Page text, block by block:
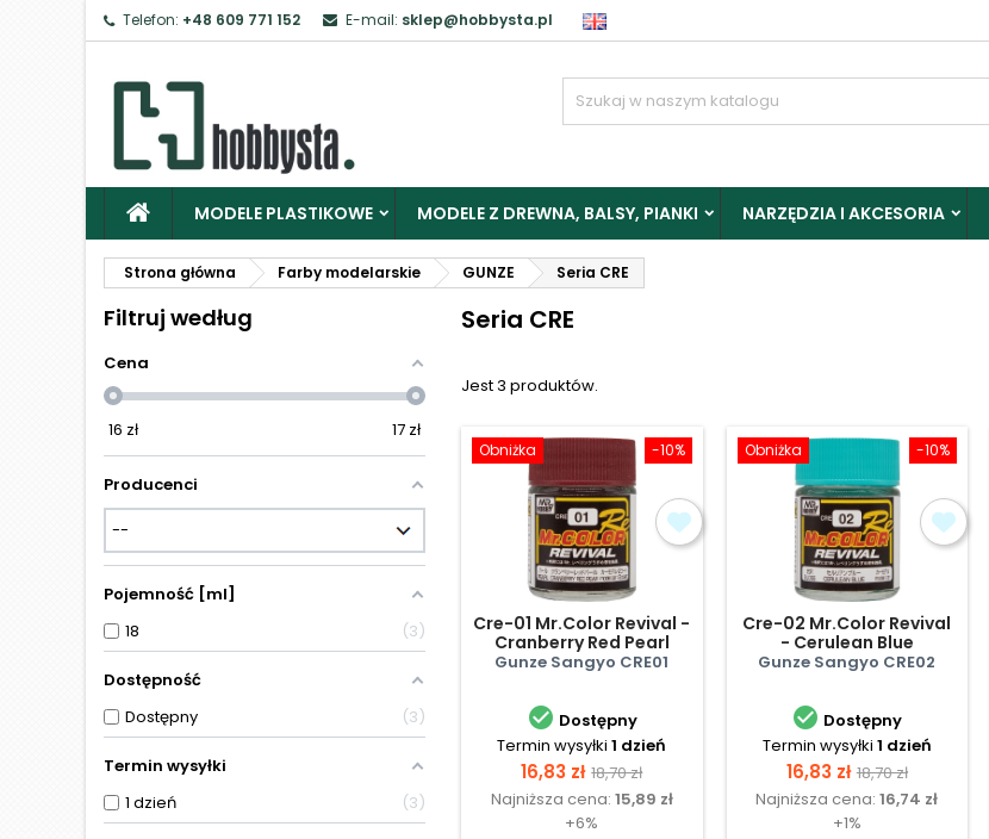
Telefon: +48 609 771 152 E-mail: sklep@hobbysta.pl
MODELE PLASTIKOWE MODELE Z DREWNA, BALSY, PIANKI NARZĘDZIA I AKCESORIA
Strona główna Farby modelarskie GUNZE Seria CRE
Filtruj według
Cena
16 zł 17 zł
Producenci
Pojemność [ml]
18
3
Dostępność
Dostępny
3
Termin wysyłki
1 dzień
3
Seria CRE
Jest 3 produktów.
-10%
Obniżka
Cre-01 Mr.Color Revival -
Cranberry Red Pearl
Gunze Sangyo CRE01
 Dostępny
Termin wysyłki 1 dzień
Cena
16,83 zł Cena
podstawowa
18,70 zł
Najniższa cena: 15,89 zł
+6%
-10%
Obniżka
Cre-02 Mr.Color Revival
- Cerulean Blue
Gunze Sangyo CRE02
 Dostępny
Termin wysyłki 1 dzień
Cena
16,83 zł Cena
podstawowa
18,70 zł
Najniższa cena:16,74 zł
+1%
Zaloguj
Aby zapisać produkty do Schowka, musisz się zalogować.
Anuluj